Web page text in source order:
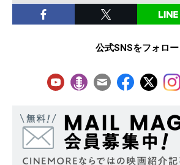
公式SNSをフォロー